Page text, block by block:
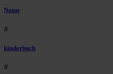
Natur
#
kinderbuch
#